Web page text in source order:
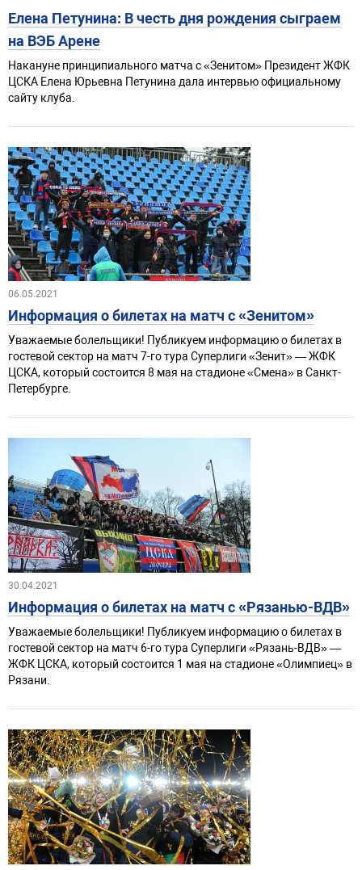
Елена Петунина: В честь дня рождения сыграем
на ВЭБ Арене
Накануне принципиального матча с «Зенитом» Президент ЖФК
ЦСКА Елена Юрьевна Петунина дала интервью официальному
сайту клуба.
06.05.2021
Информация о билетах на матч с «Зенитом»
Уважаемые болельщики! Публикуем информацию о билетах в
гостевой сектор на матч 7-го тура Суперлиги «Зенит» — ЖФК
ЦСКА, который состоится 8 мая на стадионе «Смена» в Санкт-
Петербурге.
30.04.2021
Информация о билетах на матч с «Рязанью-ВДВ»
Уважаемые болельщики! Публикуем информацию о билетах в
гостевой сектор на матч 6-го тура Суперлиги «Рязань-ВДВ» —
ЖФК ЦСКА, который состоится 1 мая на стадионе «Олимпиец» в
Рязани.